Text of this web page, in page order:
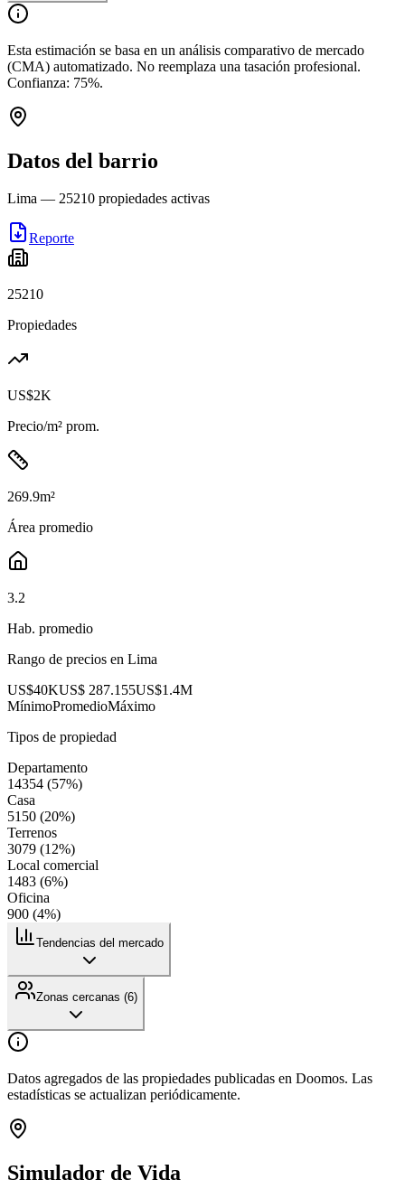
Esta estimación se basa en un análisis comparativo de mercado
(CMA) automatizado. No reemplaza una tasación profesional.
Confianza: 75%.
Datos del barrio
Lima — 25210 propiedades activas
Reporte
25210
Propiedades
US$2K
Precio/m² prom.
269.9m²
Área promedio
3.2
Hab. promedio
Rango de precios en Lima
US$40KUS$ 287.155US$1.4M
MínimoPromedioMáximo
Tipos de propiedad
Departamento
14354 (57%)
Casa
5150 (20%)
Terrenos
3079 (12%)
Local comercial
1483 (6%)
Oficina
900 (4%)
Tendencias del mercado
Zonas cercanas (6)
Datos agregados de las propiedades publicadas en Doomos. Las
estadísticas se actualizan periódicamente.
Simulador de Vida